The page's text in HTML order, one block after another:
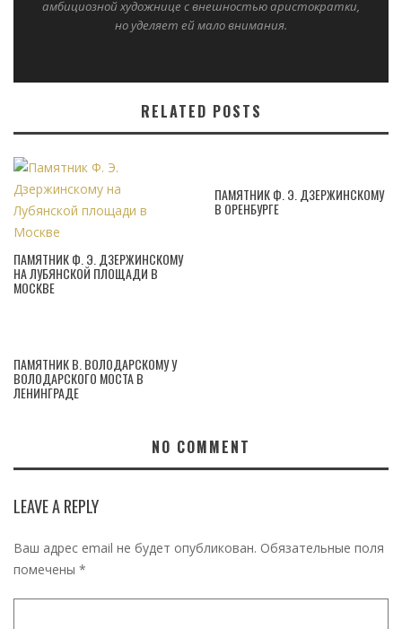
амбициозной художнице с внешностью аристократки,
но уделяет ей мало внимания.
RELATED POSTS
ПАМЯТНИК Ф. Э. ДЗЕРЖИНСКОМУ
НА ЛУБЯНСКОЙ ПЛОЩАДИ В
МОСКВЕ
ПАМЯТНИК Ф. Э. ДЗЕРЖИНСКОМУ
В ОРЕНБУРГЕ
ПАМЯТНИК В. ВОЛОДАРСКОМУ У
ВОЛОДАРСКОГО МОСТА В
ЛЕНИНГРАДЕ
NO COMMENT
LEAVE A REPLY
Ваш адрес email не будет опубликован. Обязательные поля
помечены *